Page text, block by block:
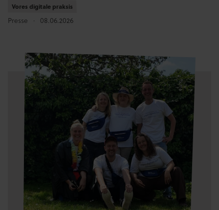
Vores digitale praksis
Vores digitale praksis
Presse 08.06.2026